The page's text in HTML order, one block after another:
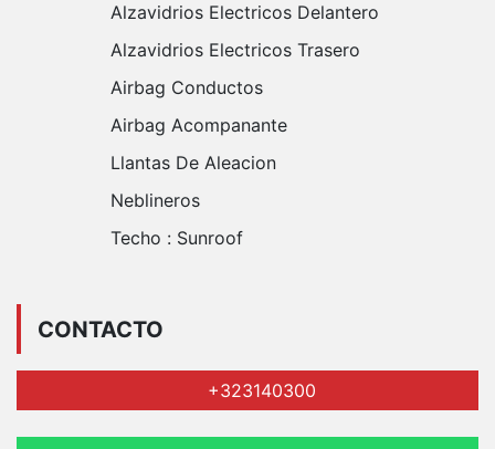
Alzavidrios Electricos Delantero
Alzavidrios Electricos Trasero
Airbag Conductos
Airbag Acompanante
Llantas De Aleacion
Neblineros
Techo : Sunroof
CONTACTO
+323140300